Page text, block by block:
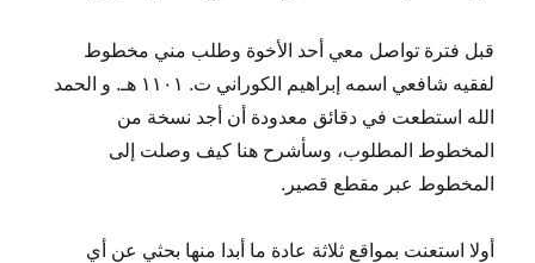
قبل فترة تواصل معي أحد الأخوة وطلب مني مخطوط
لفقيه شافعي اسمه إبراهيم الكوراني ت. ١١٠١ هـ. و الحمد
الله استطعت في دقائق معدودة أن أجد نسخة من
المخطوط المطلوب، وسأشرح هنا كيف وصلت إلى
المخطوط عبر مقطع قصير.
أولا استعنت بمواقع ثلاثة عادة ما أبدا منها بحثي عن أي